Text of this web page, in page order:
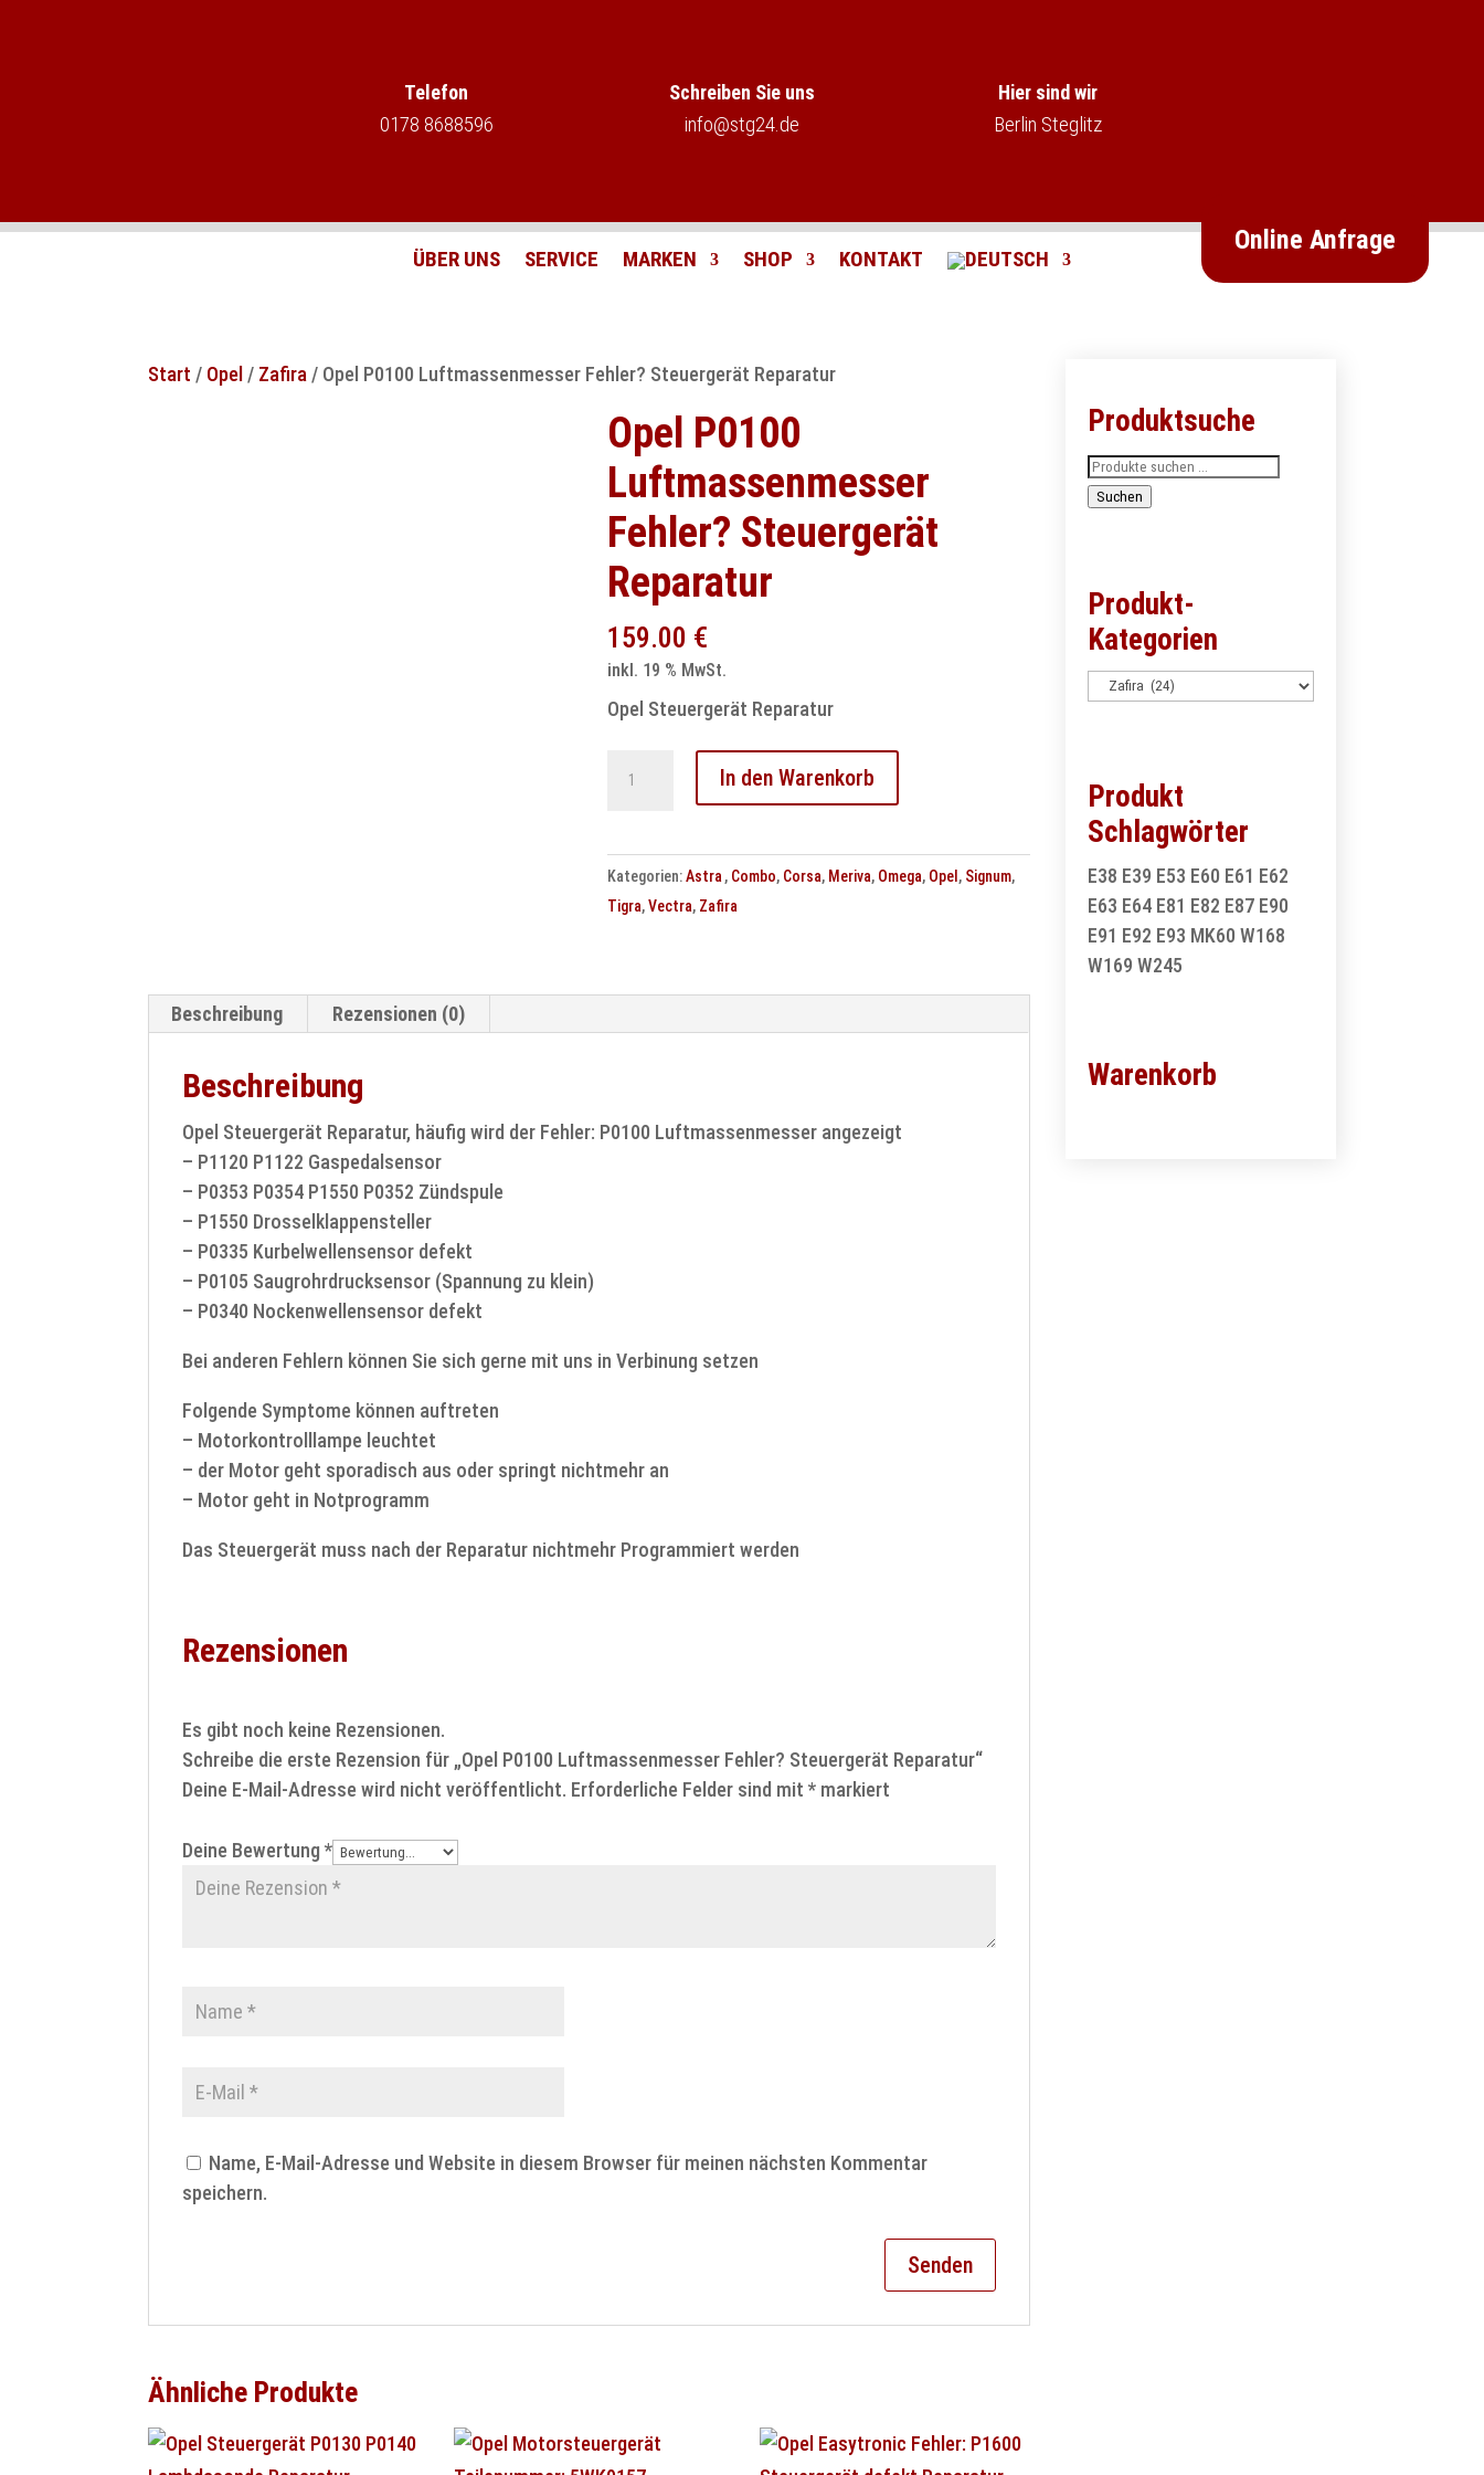
Telefon
0178 8688596
Schreiben Sie uns
info@stg24.de
Hier sind wir
Berlin Steglitz
ÜBER UNS SERVICE MARKEN SHOP KONTAKT
Online Anfrage
Start / Opel / Zafira / Opel P0100 Luftmassenmesser Fehler? Steuergerät Reparatur
Opel P0100
Luftmassenmesser
Fehler? Steuergerät
Reparatur
159.00 €
inkl. 19 % MwSt.
Opel Steuergerät Reparatur
Fehler?
Steuergerät
Reparatur
In den Warenkorb
Kategorien:Astra , Combo, Corsa, Meriva, Omega, Opel , Signum,
Tigra,Vectra, Zafira
Beschreibung Rezensionen (0)
Beschreibung
Opel Steuergerät Reparatur, häufig wird der Fehler: P0100 Luftmassenmesser angezeigt
– P1120 P1122 Gaspedalsensor
– P0353 P0354 P1550 P0352 Zündspule
– P1550 Drosselklappensteller
– P0335 Kurbelwellensensor defekt
– P0105 Saugrohrdrucksensor (Spannung zu klein)
– P0340 Nockenwellensensor defekt
Bei anderen Fehlern können Sie sich gerne mit uns in Verbinung setzen
Folgende Symptome können auftreten
– Motorkontrolllampe leuchtet
– der Motor geht sporadisch aus oder springt nichtmehr an
– Motor geht in Notprogramm
Das Steuergerät muss nach der Reparatur nichtmehr Programmiert werden
Rezensionen
Es gibt noch keine Rezensionen.
Schreibe die erste Rezension für „Opel P0100 Luftmassenmesser Fehler? Steuergerät Reparatur“
Deine E-Mail-Adresse wird nicht veröffentlicht. Erforderliche Felder sind mit* markiert
Deine Bewertung*
Name, E-Mail-Adresse und Website in diesem Browser für meinen nächsten Kommentar
speichern.
Ähnliche Produkte
Produktsuche
Suchen
nach:
Suchen
Produkt-
Kategorien
Produkt
Schlagwörter
E38 E39 E53 E60 E61 E62
E63 E64 E81 E82 E87 E90
E91 E92 E93 MK60 W168
W169 W245
Warenkorb